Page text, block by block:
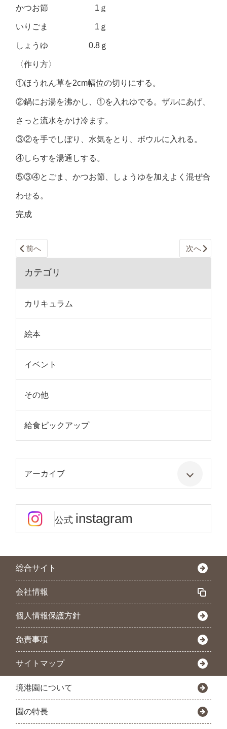
かつお節 1ｇ
いりごま 1ｇ
しょうゆ 0.8ｇ
〈作り方〉
①ほうれん草を2cm幅位の切りにする。
②鍋にお湯を沸かし、①を入れゆでる。ザルにあげ、
さっと流水をかけ冷ます。
③②を手でしぼり、水気をとり、ボウルに入れる。
④しらすを湯通しする。
⑤③④とごま、かつお節、しょうゆを加えよく混ぜ合
わせる。
完成
前へ 次へ
カテゴリ
カリキュラム
絵本
イベント
その他
給食ピックアップ
アーカイブ
公式 instagram
総合サイト
会社情報
個人情報保護方針
免責事項
サイトマップ
境港園について
園の特長